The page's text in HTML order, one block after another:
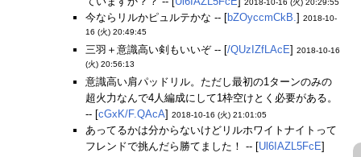
2018-10-16 (火) 20:29:55
今ならリルかピュルテかな -- [bZOyccmCkB. ] 2018-10-
16 (火) 20:49:45
三羽＋意識高い剣もいいぞ -- [/QUzIZfLAcE] 2018-10-16
(火) 20:56:13
意識高い肩パッドリル。ただし最初の1ターンのみの
超火力なんで4人編成にして1枠空けとく必要がある。
-- [cGxK/F.QAcA] 2018-10-16 (火) 21:01:05
あってるかは分からないけどリルホワイトナイトって
フレンドで挑んだら勝てました！ -- [Ul6IAZL5FcE]